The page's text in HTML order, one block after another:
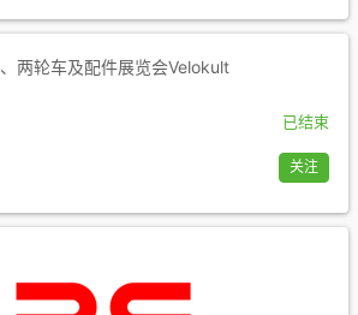
两轮车及配件展览会Velokult
已结束
关注